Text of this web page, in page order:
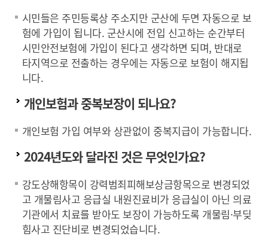
시민들은 주민등록상 주소지만 군산에 두면 자동으로 보
험에 가입이 됩니다. 군산시에 전입 신고하는 순간부터
시민안전보험에 가입이 된다고 생각하면 되며, 반대로
타지역으로 전출하는 경우에는 자동으로 보험이 해지됩
니다.
개인보험과 중복보장이 되나요?
개인보험 가입 여부와 상관없이 중복지급이 가능합니다.
2024년도와 달라진 것은 무엇인가요?
강도상해항목이 강력범죄피해보상금항목으로 변경되었
고 개물림사고 응급실 내원진료비가 응급실이 아닌 의료
기관에서 치료를 받아도 보장이 가능하도록 개물림·부딪
힘사고 진단비로 변경되었습니다.